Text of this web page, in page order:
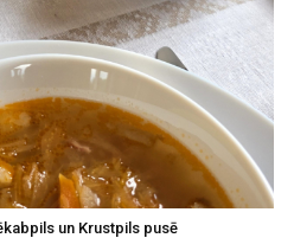
un Krustpils pusē